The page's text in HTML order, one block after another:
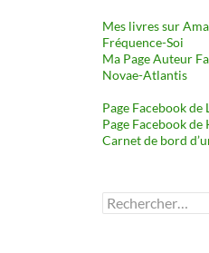
Mes livres sur
Fréquence-Soi
Ma Page Auteur
Novae-Atlantis
Page Facebook
Page Facebook de
Carnet de bord
Rechercher :